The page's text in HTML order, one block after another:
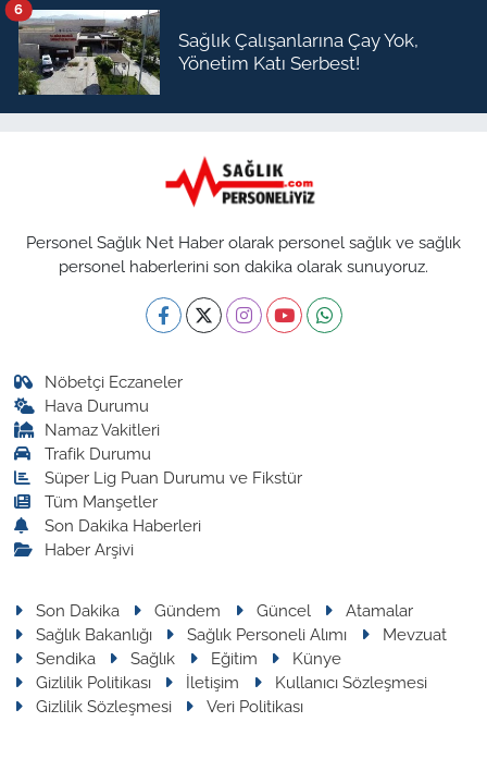
Sağlık Çalışanlarına Çay Yok,
Yönetim Katı Serbest!
6
Personel Sağlık Net Haber olarak personel sağlık ve sağlık
personel haberlerini son dakika olarak sunuyoruz.
Nöbetçi Eczaneler
Hava Durumu
Namaz Vakitleri
Trafik Durumu
Süper Lig Puan Durumu ve Fikstür
Tüm Manşetler
Son Dakika Haberleri
Haber Arşivi
Son Dakika Gündem Güncel
Atamalar
Sağlık Bakanlığı
Sağlık Personeli Alımı
Mevzuat
Sendika
Sağlık Eğitim
Künye
Gizlilik Politikası
İletişim
Kullanıcı Sözleşmesi
Gizlilik Sözleşmesi
Veri Politikası